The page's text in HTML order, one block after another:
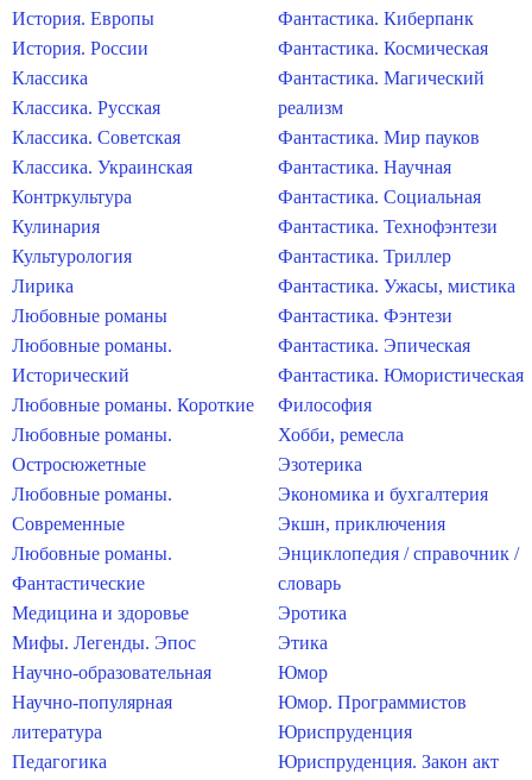
История. Европы
История. России
Классика
Классика. Русская
Классика. Советская
Классика. Украинская
Контркультура
Кулинария
Культурология
Лирика
Любовные романы
Любовные романы.
Исторический
Любовные романы. Короткие
Любовные романы.
Остросюжетные
Любовные романы.
Современные
Любовные романы.
Фантастические
Медицина и здоровье
Мифы. Легенды. Эпос
Научно-образовательная
Научно-популярная
литература
Педагогика
Фантастика. Киберпанк
Фантастика. Космическая
Фантастика. Магический
реализм
Фантастика. Мир пауков
Фантастика. Научная
Фантастика. Социальная
Фантастика. Технофэнтези
Фантастика. Триллер
Фантастика. Ужасы, мистика
Фантастика. Фэнтези
Фантастика. Эпическая
Фантастика. Юмористическая
Философия
Хобби, ремесла
Эзотерика
Экономика и бухгалтерия
Экшн, приключения
Энциклопедия / справочник /
словарь
Эротика
Этика
Юмор
Юмор. Программистов
Юриспруденция
Юриспруденция. Закон акт